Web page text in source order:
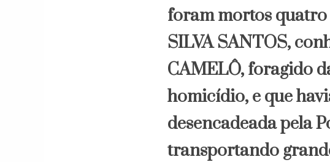
foram mortos quatro
SILVA SANTOS,
CAMELÔ, foragido
homicídio, e que
desencadeada pela
transportando